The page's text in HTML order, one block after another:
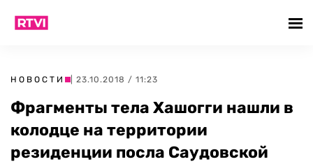
НОВОСТИ | 23.10.2018 / 11:23
Фрагменты тела Хашогги нашли в
колодце на территории
резиденции посла Саудовской